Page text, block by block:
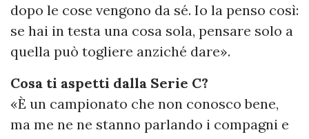
dopo le cose vengono da sé. Io la penso così:
se hai in testa una cosa sola, pensare solo a
quella può togliere anziché dare».
Cosa ti aspetti dalla Serie C?
«È un campionato che non conosco bene,
ma me ne ne stanno parlando i compagni e